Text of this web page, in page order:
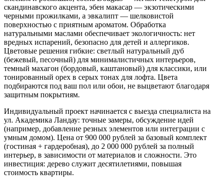
скандинавского акцента, эбен макасар — экзотическими
черными прожилками, а эвкалипт — шелковистой
поверхностью с приятным ароматом. Обработка
натуральными маслами обеспечивает экологичность: нет
вредных испарений, безопасно для детей и аллергиков.
Цветовые решения гибкие: светлый натуральный дуб
(бежевый, песочный) для минималистичных интерьеров,
темный махагон (бордовый, каштановый) для классики, или
тонированный орех в серых тонах для лофта. Цвета
подбираются под ваш пол или обои, не выцветают благодаря
защитным покрытиям.
Индивидуальный проект начинается с выезда специалиста на
ул. Академика Ландау: точные замеры, обсуждение идей
(например, добавление резных элементов или интеграции с
умным домом). Цена от 900 000 рублей за базовый комплект
(гостиная + гардеробная), до 2 000 000 рублей за полный
интерьер, в зависимости от материалов и сложности. Это
инвестиция: дерево служит десятилетиями, повышая
стоимость квартиры.